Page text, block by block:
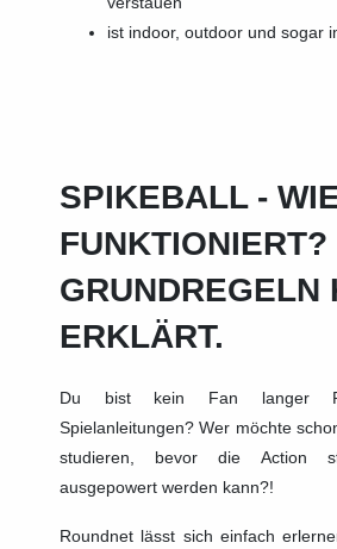
ist indoor, outdoor und sogar
SPIKEBALL -
FUNKTIONIERT?
GRUNDREGELN
ERKLÄRT.
Du bist kein Fan langer
Spielanleitungen? Wer möchte
studieren, bevor die Action
ausgepowert werden kann?!
Roundnet lässt sich einfach